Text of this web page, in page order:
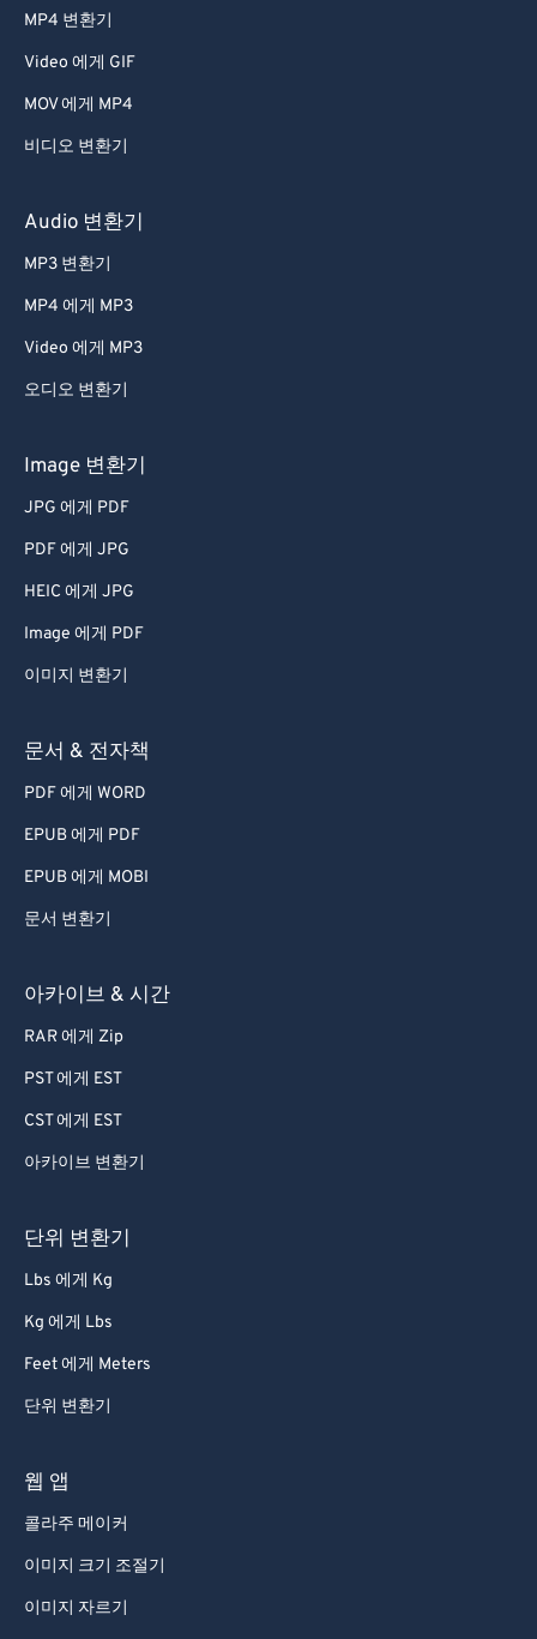
MP4 변환기
Video 에게 GIF
MOV 에게 MP4
비디오 변환기
Audio 변환기
MP3 변환기
MP4 에게 MP3
Video 에게 MP3
오디오 변환기
Image 변환기
JPG 에게 PDF
PDF 에게 JPG
HEIC 에게 JPG
Image 에게 PDF
이미지 변환기
문서 & 전자책
PDF 에게 WORD
EPUB 에게 PDF
EPUB 에게 MOBI
문서 변환기
아카이브 & 시간
RAR 에게 Zip
PST 에게 EST
CST 에게 EST
아카이브 변환기
단위 변환기
Lbs 에게 Kg
Kg 에게 Lbs
Feet 에게 Meters
단위 변환기
웹 앱
콜라주 메이커
이미지 크기 조절기
이미지 자르기